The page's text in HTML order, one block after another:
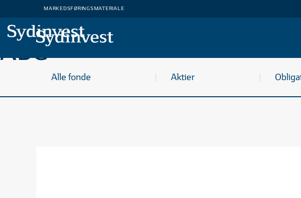
MARKEDSFØRINGSMATERIALE
MARKEDSFØRINGSMATERIALE
Alle fonde Aktier
ABC